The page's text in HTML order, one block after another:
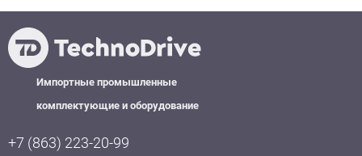
Импортные промышленные
комплектующие и оборудование
+7 (863) 223-20-99